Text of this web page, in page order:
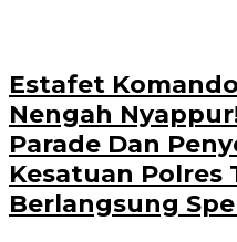
Estafet
Nengah
Parade Dan
Kesatuan Polres
Berlangsung